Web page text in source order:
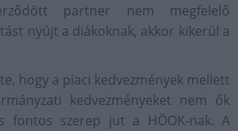
partner nem megfelelő
nyújt a diákoknak, akkor kikerül a
hogy a piaci kedvezmények mellett
kedvezményeket nem ők
fontos szerep jut a HÖOK-nak. A